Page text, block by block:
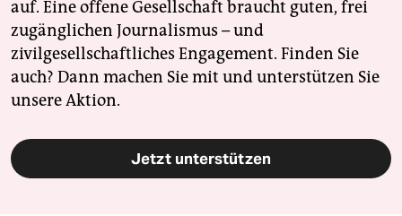
auf. Eine offene Gesellschaft braucht guten, frei
zugänglichen Journalismus – und
zivilgesellschaftliches Engagement. Finden Sie
auch? Dann machen Sie mit und unterstützen Sie
unsere Aktion.
Jetzt unterstützen